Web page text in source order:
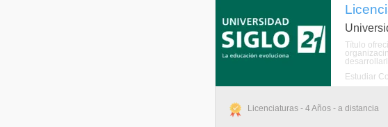
Título
Estudiar
Licenciaturas - 4 Años - a distancia